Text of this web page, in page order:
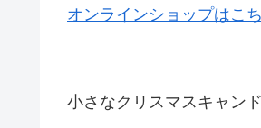
オンラインショップはこ
小さなクリスマスキャン